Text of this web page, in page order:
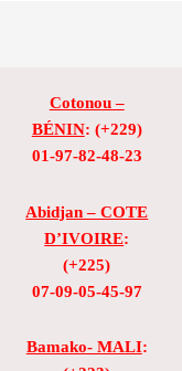
Cotonou –
BÉNIN: (+229)
01-97-82-48-23
Abidjan – COTE
D’IVOIRE:
(+225)
07-09-05-45-97
Bamako- MALI: